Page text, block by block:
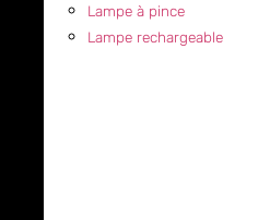
Lampe à pince
Lampe rechargeable